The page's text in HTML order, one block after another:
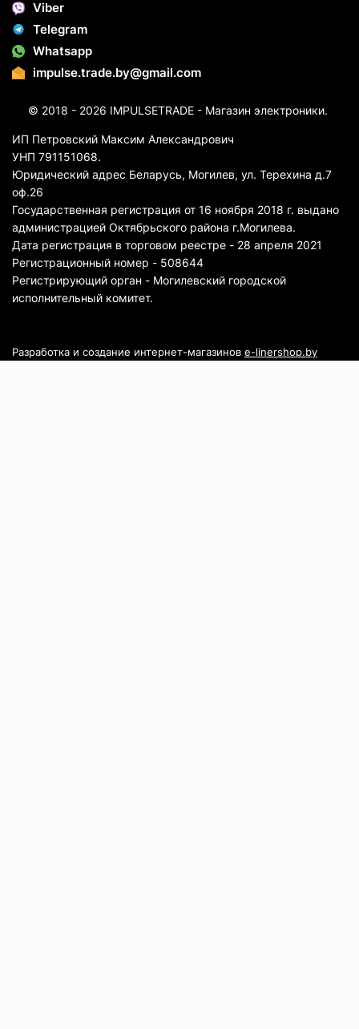
Viber
Telegram
Whatsapp
impulse.trade.by@gmail.com
© 2018 - 2026 IMPULSETRADE - Магазин электроники.
ИП Петровский Максим Александрович
УНП 791151068.
Юридический адрес Беларусь, Могилев, ул. Терехина д.7
оф.26
Государственная регистрация от 16 ноября 2018 г. выдано
администрацией Октябрьского района г.Могилева.
Дата регистрация в торговом реестре - 28 апреля 2021
Регистрационный номер - 508644
Регистрирующий орган - Могилевский городской
исполнительный комитет.
Разработка и создание интернет-магазинов e-linershop.by